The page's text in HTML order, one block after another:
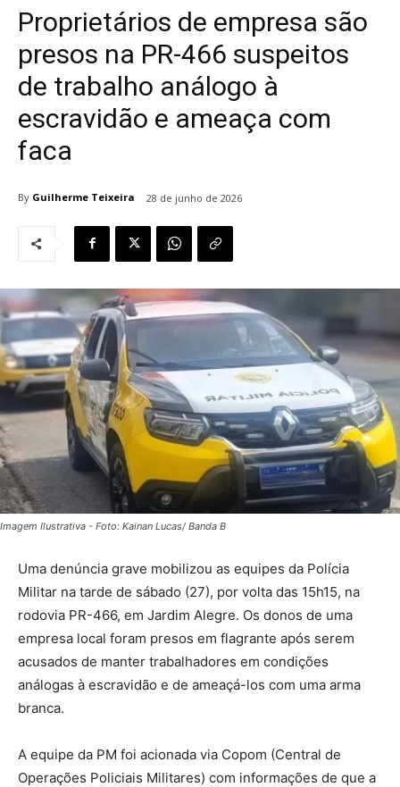
Proprietários de empresa são
presos na PR-466 suspeitos
de trabalho análogo à
escravidão e ameaça com
faca
By Guilherme Teixeira 28 de junho de 2026
Imagem Ilustrativa - Foto: Kainan Lucas/ Banda B
Uma denúncia grave mobilizou as equipes da Polícia
Militar na tarde de sábado (27), por volta das 15h15, na
rodovia PR-466, em Jardim Alegre. Os donos de uma
empresa local foram presos em flagrante após serem
acusados de manter trabalhadores em condições
análogas à escravidão e de ameaçá-los com uma arma
branca.
A equipe da PM foi acionada via Copom (Central de
Operações Policiais Militares) com informações de que a